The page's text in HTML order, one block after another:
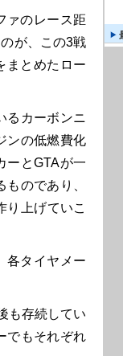
ァのレース距
が、この3戦
まとめたロー
るカーボンニ
ンの低燃費化
ーとGTAが一
のであり、
り上げていこ
各タイヤメー
も存続してい
でもそれぞれ